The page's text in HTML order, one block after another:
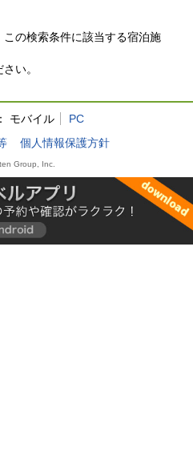
の検索条件に該当する宿泊施
い。
モバイル
PC
個人情報保護方針
Group, Inc.